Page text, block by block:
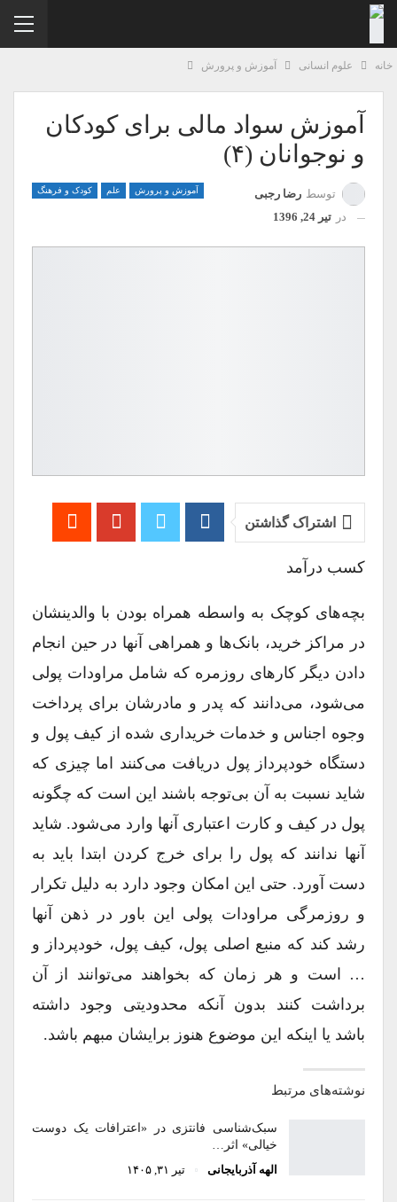
علوم انسانی آموزش و پرورش
آموزش سواد مالی برای کودکان
و نوجوانان (۴)
آموزش و پرورش علم کودک و فرهنگ توسطرضا رجبی
درتیر 24, 1396
اشتراک گذاشتن
کسب درآمد
بچه‌های کوچک به واسطه همراه بودن با والدینشان
در مراکز خرید، بانک‌ها و همراهی آنها در حین انجام
دادن دیگر کارهای روزمره که شامل مراودات پولی
می‌شود، می‌دانند که پدر و مادرشان برای پرداخت
وجوه اجناس و خدمات خریداری شده از کیف ‌پول و
دستگاه خودپرداز پول دریافت می‌کنند اما چیزی که
شاید نسبت به آن بی‌توجه باشند این است که چگونه
پول در کیف و کارت اعتباری آنها وارد می‌شود. شاید
آنها ندانند که پول را برای خرج کردن ابتدا باید به
دست آورد. حتی این امکان وجود دارد به دلیل تکرار
و روزمرگی مراودات پولی این باور در ذهن آنها
رشد کند که منبع اصلی پول، کیف ‌پول، خودپرداز و
… است و هر زمان که بخواهند می‌توانند از آن
برداشت کنند بدون آنکه محدودیتی وجود داشته
باشد یا اینکه این موضوع هنوز برایشان مبهم باشد.
نوشته‌های مرتبط
سبک‌شناسی فانتزی در «اعترافات یک دوست
خیالی» اثر…
الهه آذربایجانی
تیر ۳۱, ۱۴۰۵